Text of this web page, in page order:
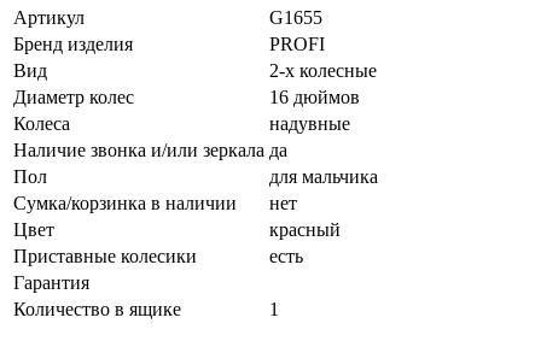
Артикул
G1655
Бренд изделия
PROFI
Вид
2-х колесные
Диаметр колес
16 дюймов
Колеса
надувные
Наличие звонка и/или зеркала да
Пол
для мальчика
Сумка/корзинка в наличии
нет
Цвет
красный
Приставные колесики
есть
Гарантия
Количество в ящике
1